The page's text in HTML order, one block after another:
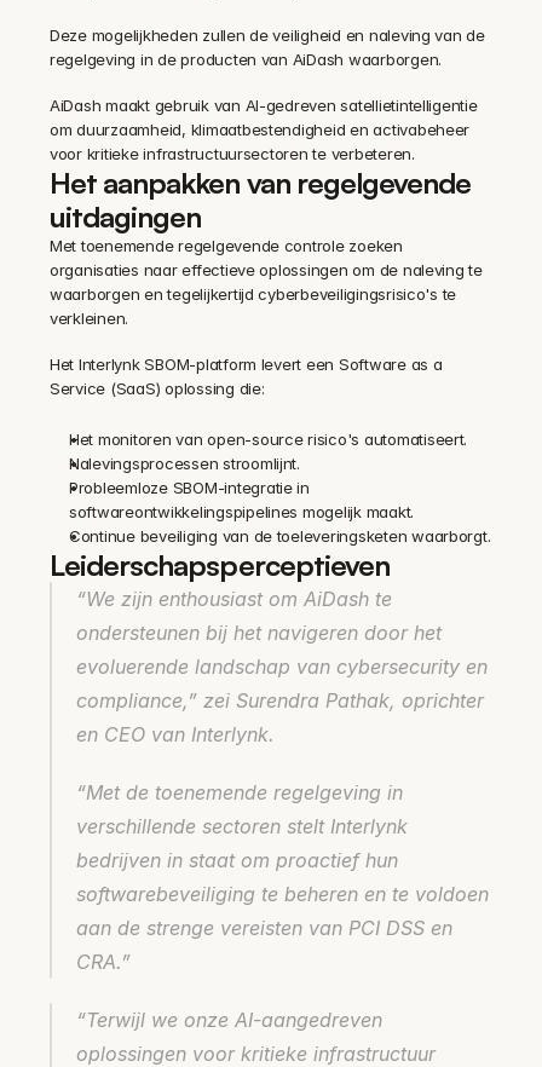
Deze mogelijkheden zullen de veiligheid en naleving van de
regelgeving in de producten van AiDash waarborgen.
AiDash maakt gebruik van AI-gedreven satellietintelligentie
om duurzaamheid, klimaatbestendigheid en activabeheer
voor kritieke infrastructuursectoren te verbeteren.
Het aanpakken van regelgevende
uitdagingen
Met toenemende regelgevende controle zoeken
organisaties naar effectieve oplossingen om de naleving te
waarborgen en tegelijkertijd cyberbeveiligingsrisico's te
verkleinen.
Het Interlynk SBOM-platform levert een Software as a
Service (SaaS) oplossing die:
Het monitoren van open-source risico's automatiseert.
Nalevingsprocessen stroomlijnt.
Probleemloze SBOM-integratie in
softwareontwikkelingspipelines mogelijk maakt.
Continue beveiliging van de toeleveringsketen waarborgt.
Leiderschapsperceptieven
“We zijn enthousiast om AiDash te
ondersteunen bij het navigeren door het
evoluerende landschap van cybersecurity en
compliance,” zei Surendra Pathak, oprichter
en CEO van Interlynk.
“Met de toenemende regelgeving in
verschillende sectoren stelt Interlynk
bedrijven in staat om proactief hun
softwarebeveiliging te beheren en te voldoen
aan de strenge vereisten van PCI DSS en
CRA.”
“Terwijl we onze AI-aangedreven
oplossingen voor kritieke infrastructuur